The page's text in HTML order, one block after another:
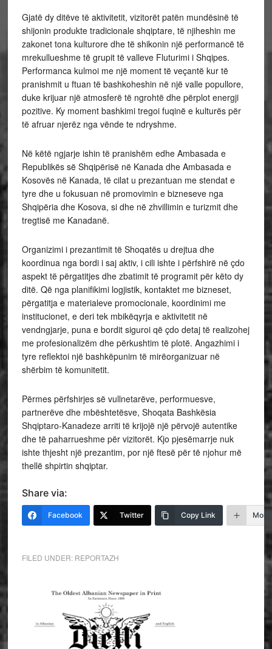
Gjatë dy ditëve të aktivitetit, vizitorët patën mundësinë të
shijonin produkte tradicionale shqiptare, të njiheshin me
zakonet tona kulturore dhe të shikonin një performancë të
mrekullueshme të grupit të valleve Fluturimi i Shqipes.
Performanca kulmoi me një moment të veçantë kur të
pranishmit u ftuan të bashkoheshin në një valle popullore,
duke krijuar një atmosferë të ngrohtë dhe përplot energji
pozitive. Ky moment bashkimi tregoi fuqinë e kulturës për
të afruar njerëz nga vënde te ndryshme.
Në këtë ngjarje ishin të pranishëm edhe Ambasada e
Republikës së Shqipërisë në Kanada dhe Ambasada e
Kosovës në Kanada, të cilat u prezantuan me stendat e
tyre dhe u fokusuan në promovimin e bizneseve nga
Shqipëria dhe Kosova, si dhe në zhvillimin e turizmit dhe
tregtisë me Kanadanë.
Organizimi i prezantimit të Shoqatës u drejtua dhe
koordinua nga bordi i saj aktiv, i cili ishte i përfshirë në çdo
aspekt të përgatitjes dhe zbatimit të programit për këto dy
ditë. Që nga planifikimi logjistik, kontaktet me bizneset,
përgatitja e materialeve promocionale, koordinimi me
institucionet, e deri tek mbikëqyrja e aktivitetit në
vendngjarje, puna e bordit siguroi që çdo detaj të realizohej
me profesionalizëm dhe përkushtim të plotë. Angazhimi i
tyre reflektoi një bashkëpunim të mirëorganizuar në
shërbim të komunitetit.
Përmes përfshirjes së vullnetarëve, performuesve,
partnerëve dhe mbështetësve, Shoqata Bashkësia
Shqiptaro-Kanadeze arriti të krijojë një përvojë autentike
dhe të paharrueshme për vizitorët. Kjo pjesëmarrje nuk
ishte thjesht një prezantim, por një ftesë për të njohur më
thellë shpirtin shqiptar.
Share via:
Facebook Twitter Copy Link More
FILED UNDER: REPORTAZH